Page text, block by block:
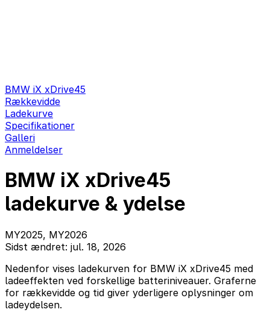
BMW iX xDrive45
Rækkevidde
Ladekurve
Specifikationer
Galleri
Anmeldelser
BMW iX xDrive45
ladekurve & ydelse
MY2025, MY2026
Sidst ændret: jul. 18, 2026
Nedenfor vises ladekurven for BMW iX xDrive45 med
ladeeffekten ved forskellige batteriniveauer. Graferne
for rækkevidde og tid giver yderligere oplysninger om
ladeydelsen.